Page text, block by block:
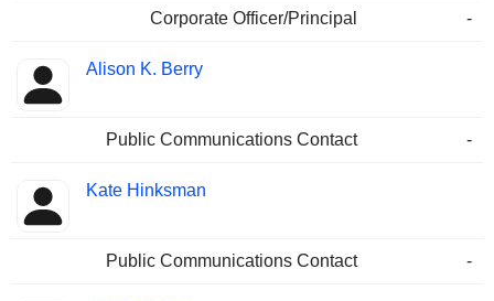
Corporate Officer/Principal -
Alison K. Berry
Public Communications Contact -
Kate Hinksman
Public Communications Contact -